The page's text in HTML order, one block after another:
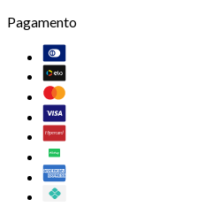
Pagamento